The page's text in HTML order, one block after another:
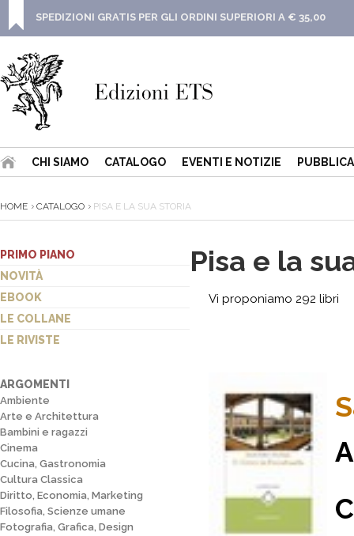
SPEDIZIONI GRATIS PER GLI ORDINI SUPERIORI A € 35,00
CHI SIAMO CATALOGO EVENTI E NOTIZIE
HOME CATALOGO PISA E LA SUA STORIA
PRIMO PIANO
NOVITÀ
EBOOK
LE COLLANE
LE RIVISTE
ARGOMENTI
Ambiente
Arte e Architettura
Bambini e ragazzi
Cinema
Cucina, Gastronomia
Cultura Classica
Diritto, Economia, Marketing
Filosofia, Scienze umane
Fotografia, Grafica, Design
Pisa e la
Vi proponiamo 292 libri